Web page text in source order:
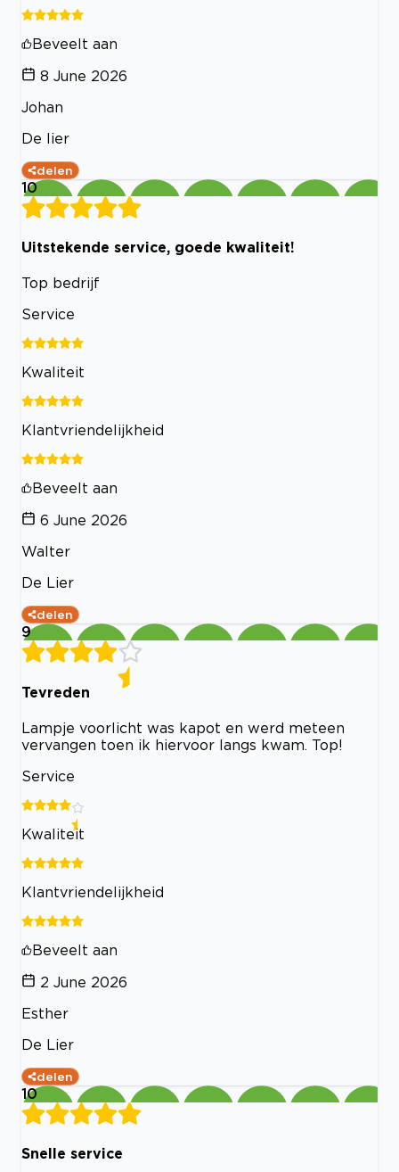
Beveelt aan
8 June 2026
Johan
De lier
delen
10
Uitstekende service, goede kwaliteit!
Top bedrijf
Service
Kwaliteit
Klantvriendelijkheid
Beveelt aan
6 June 2026
Walter
De Lier
delen
9
Tevreden
Lampje voorlicht was kapot en werd meteen
vervangen toen ik hiervoor langs kwam. Top!
Service
Kwaliteit
Klantvriendelijkheid
Beveelt aan
2 June 2026
Esther
De Lier
delen
10
Snelle service